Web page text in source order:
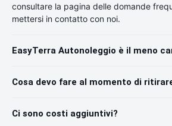
consultare la pagina delle domande
mettersi in contatto con noi.
EasyTerra Autonoleggio è il meno
Cosa devo fare al momento di
Ci sono costi aggiuntivi?